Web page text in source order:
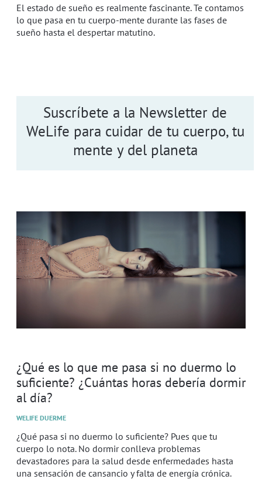
El estado de sueño es realmente fascinante. Te contamos
lo que pasa en tu cuerpo-mente durante las fases de
sueño hasta el despertar matutino.
¿Qué es lo que me pasa si no duermo lo
suficiente? ¿Cuántas horas debería dormir
al día?
WELIFE DUERME
¿Qué pasa si no duermo lo suficiente? Pues que tu
cuerpo lo nota. No dormir conlleva problemas
devastadores para la salud desde enfermedades hasta
una sensación de cansancio y falta de energía crónica.
Suscríbete a la Newsletter de
WeLife para cuidar de tu cuerpo, tu
mente y del planeta